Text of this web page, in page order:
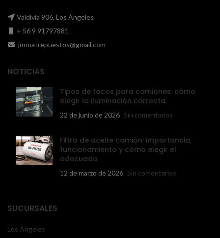
Valdivia 906, Los Ángeles
+ 56 9 91797881
jormatrepuestos@gmail.com
NOTICIAS
Tipos de focos para camiones: cómo
elegir la iluminación correcta
22 de junio de 2026 Sin comentarios
Filtro de aceite camión: importancia,
funcionamiento y cómo elegir el
adecuado
12 de marzo de 2026 Sin comentarios
SUCURSALES
Los Ángeles